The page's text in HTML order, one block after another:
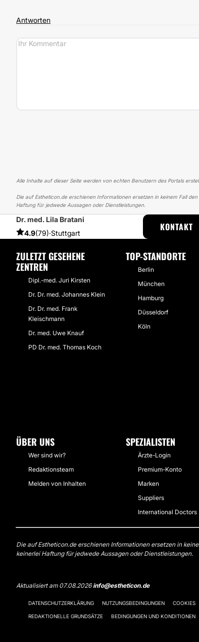
Antworten
Alle Inhalte auf dieser Seite werden von echten Benutzern des Portals
Die auf Estheticon.de erschienen Informationen ersetzen in keinem Fall
Haftung für jedwede Aussagen oder Dienstleistungen.
Dr. med. Lila Bratani
4.9(79)·Stuttgart
KONTAKT
ESTHETICON ERFAHRUNGSBERICHTE
ZULETZT GESEHENE
ZENTREN
Dipl.-med. Juri Kirsten
Dr. Dr. med. Johannes Klein
Dr. Dr. med. Frank
Kleischmann
Dr. med. Uwe Knauf
PD Dr. med. Thomas Koch
TOP-STANDORTE
Berlin
München
Hamburg
Düsseldorf
Köln
ÜBER UNS
Wer sind wir?
Redaktionsteam
Melden von Inhalten
SPEZIALISTEN
Ärzte-Login
Premium-Konto
Marken
Suppliers
International Doctors
Die auf Estheticon.de erschienen Informationen ersetzen in
keinerlei Haftung für jedwede Aussagen oder Dienstleistungen.
Aktualisiert am 07.08.2026info@estheticon.de
DATENSCHUTZERKLÄRUNG NUTZUNGSBEDINGUNGEN COOKIES
REDAKTIONELLE GRUNDSÄTZE BEDINGUNGEN UND KONDITIONEN